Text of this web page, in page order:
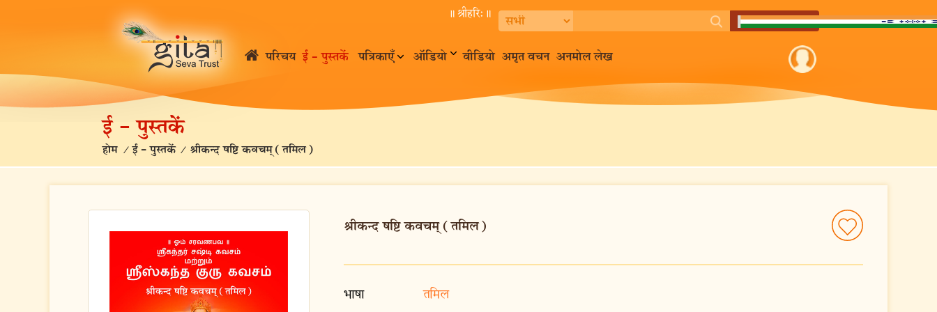
॥ श्रीहरि:॥
परिचय ई – पुस्तकें पत्रिकाएँ ऑडियो वीडियो अमृत वचन अनमोल लेख
ई – पुस्तकें
होम /ई – पुस्तकें / श्रीकन्द षष्टि कवचम् (तमिल)
श्रीकन्द षष्टि कवचम् (तमिल)
भाषा तमिल